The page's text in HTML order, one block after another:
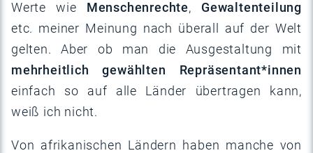
Werte wie
Menschenrechte, Gewaltenteilung
etc. meiner Meinung nach überall auf der Welt
gelten. Aber ob man die Ausgestaltung mit
mehrheitlich gewählten Repräsentant*innen
einfach so auf alle Länder übertragen kann,
weiß ich nicht.
Von afrikanischen Ländern haben manche von